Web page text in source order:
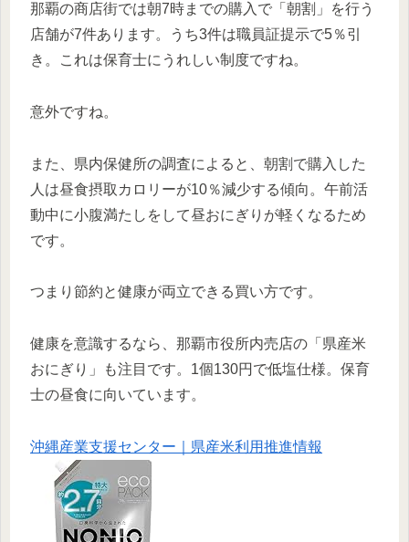
那覇の商店街では朝7時までの購入で「朝割」を行う
店舗が7件あります。うち3件は職員証提示で5％引
き。これは保育士にうれしい制度ですね。
意外ですね。
また、県内保健所の調査によると、朝割で購入した
人は昼食摂取カロリーが10％減少する傾向。午前活
動中に小腹満たしをして昼おにぎりが軽くなるため
です。
つまり節約と健康が両立できる買い方です。
健康を意識するなら、那覇市役所内売店の「県産米
おにぎり」も注目です。1個130円で低塩仕様。保育
士の昼食に向いています。
沖縄産業支援センター｜県産米利用推進情報